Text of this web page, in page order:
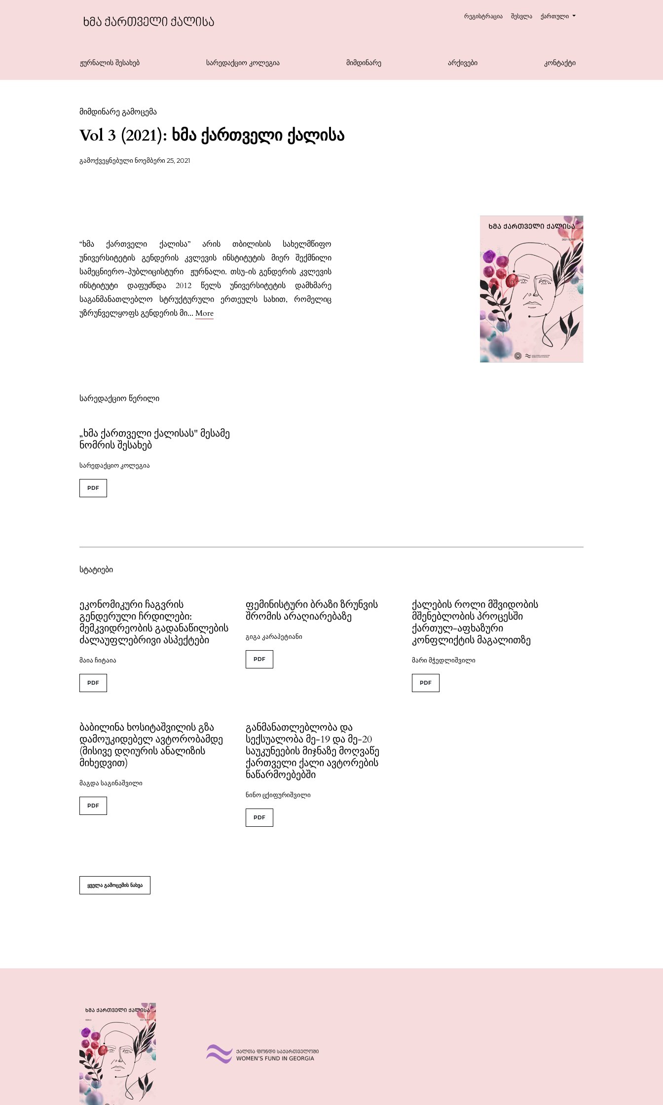
რეგისტრაცია შესვლა Change the language. The current
ქართული
ᲟᲣᲠᲜᲐᲚᲘᲡ ᲨᲔᲡᲐᲮᲔᲑ ᲡᲐᲠᲔᲓᲐᲥᲪᲘᲝ ᲙᲝᲚᲔᲒᲘᲐ ᲛᲘᲛᲓᲘᲜᲐᲠᲔ ᲐᲠᲥᲘᲕᲔᲑᲘ ᲙᲝᲜᲢᲐᲥᲢᲘ
მიმდინარე გამოცემა
Vol 3 (2021): ხმა ქართველი ქალისა
გამოქვეყნებულინოემბერი 25, 2021
“ხმა ქართველი ქალისა” არის თბილისის სახელმწიფო
უნივერსიტეტის გენდერის კვლევის ინსტიტუტის მიერ შექმნილი
სამეცნიერო-პუბლიცისტური ჟურნალი. თსუ-ის გენდერის კვლევის
ინსტიტუტი დაფუძნდა 2012 წელს უნივერსიტეტის დამხმარე
საგანმანათლებლო სტრუქტურული ერთეულს სახით, რომელიც
უზრუნველყოფს გენდერის მი... More
სარედაქციო წერილი
„ხმა ქართველი ქალისას" მესამე
ნომრის შესახებ
სარედაქციო კოლეგია
PDF
სტატიები
ეკონომიკური ჩაგვრის
გენდერული ჩრდილები:
მემკვიდრეობის გადანაწილების
ძალაუფლებრივი ასპექტები
მაია ჩიტაია
PDF
ფემინისტური ბრაზი ზრუნვის
შრომის არაღიარებაზე
გიგა კარაპეტიანი
PDF
ქალების როლი მშვიდობის
მშენებლობის პროცესში
ქართულ-აფხაზური
კონფლიქტის მაგალითზე
მარი მჭედლიშვილი
PDF
ბაბილინა ხოსიტაშვილის გზა
დამოუკიდებელ ავტორობამდე
(მისივე დღიურის ანალიზის
მიხედვით)
მაგდა საგინაშვილი
PDF
განმანათლებლობა და
სექსუალობა მე-19 და მე-20
საუკუნეების მიჯნაზე მოღვაწე
ქართველი ქალი ავტორების
ნაწარმოებებში
ნინო ცქიფურიშვილი
PDF
ყველა გამოცემის ნახვა